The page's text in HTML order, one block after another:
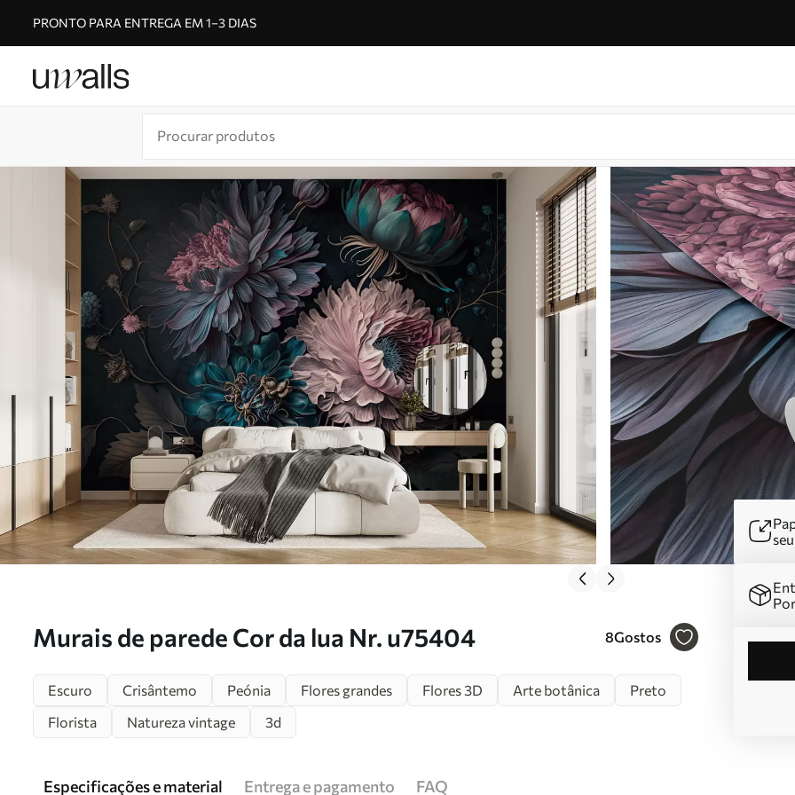
PRONTO PARA ENTREGA EM 1–3 DIAS
Murais de parede Cor da lua Nr. u75404 8Gostos
Escuro Crisântemo Peónia Flores grandes Flores 3D Arte botânica
Preto
Florista
Natureza vintage 3d
Especificações e material Entrega e pagamento FAQ